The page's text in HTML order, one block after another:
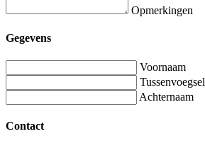
Opmerkingen
Gegevens
Voornaam
Tussenvoegsel
Achternaam
Contact